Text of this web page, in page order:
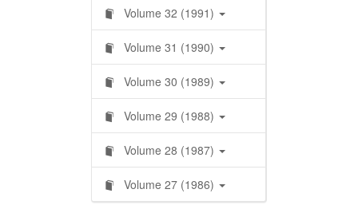
Volume 32 (1991)
Volume 31 (1990)
Volume 30 (1989)
Volume 29 (1988)
Volume 28 (1987)
Volume 27 (1986)